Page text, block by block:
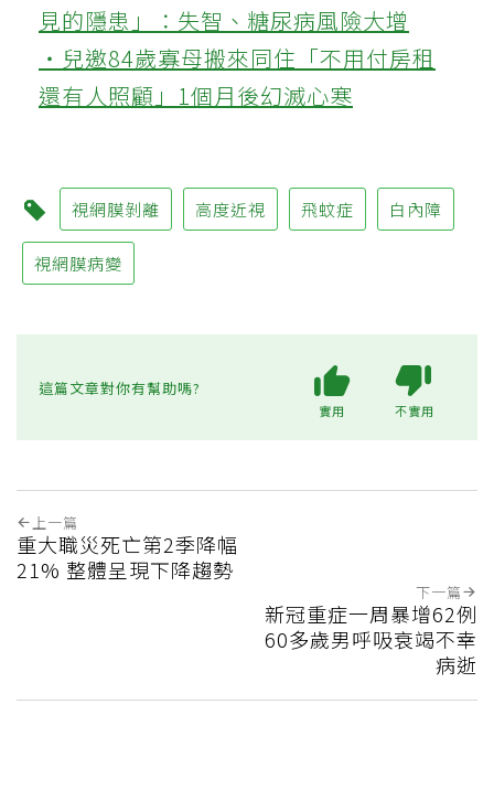
見的隱患」：失智、糖尿病風險大增
‧兒邀84歲寡母搬來同住「不用付房租
還有人照顧」1個月後幻滅心寒
視網膜剝離 高度近視 飛蚊症 白內障
視網膜病變
這篇文章對你有幫助嗎?
實用 不實用
上一篇
重大職災死亡第2季降幅
21% 整體呈現下降趨勢
下一篇
新冠重症一周暴增62例
60多歲男呼吸衰竭不幸
病逝